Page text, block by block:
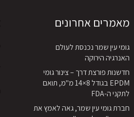
מאמרים אחרונים
גומי עין שמר נכנסת לעולם
האנרגיה הירוקה
חדשנות פורצת דרך – צינור גומי
EPDM בגודל 8×14 מ"מ, תואם
לתקני ה-FDA
חברת גומי עין שמר, גאה לאמץ את